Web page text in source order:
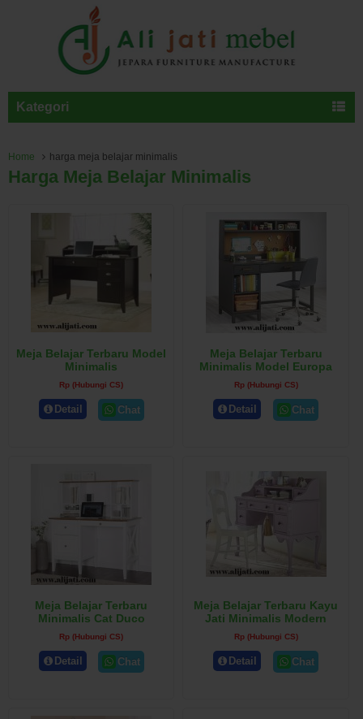
Kategori
Home harga meja belajar minimalis
Harga Meja Belajar Minimalis
Meja Belajar Terbaru Model
Minimalis
Rp (Hubungi CS)
Detail Chat
Meja Belajar Terbaru
Minimalis Model Europa
Rp (Hubungi CS)
Detail Chat
Meja Belajar Terbaru
Minimalis Cat Duco
Rp (Hubungi CS)
Detail Chat
Meja Belajar Terbaru Kayu
Jati Minimalis Modern
Rp (Hubungi CS)
Detail Chat